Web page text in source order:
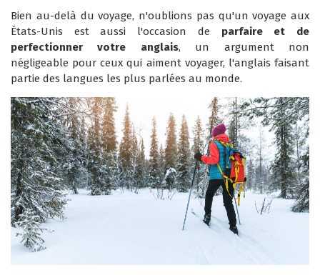
Bien au-delà du voyage, n'oublions pas qu'un voyage aux
États-Unis est aussi l'occasion de parfaire et de
perfectionner votre anglais, un argument non
négligeable pour ceux qui aiment voyager, l'anglais faisant
partie des langues les plus parlées au monde.